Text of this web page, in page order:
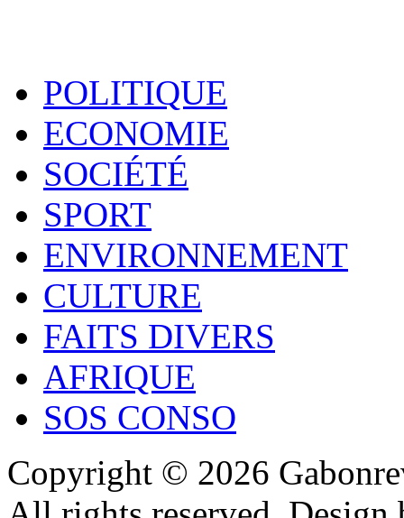
POLITIQUE
ECONOMIE
SOCIÉTÉ
SPORT
ENVIRONNEMENT
CULTURE
FAITS DIVERS
AFRIQUE
SOS CONSO
Copyright © 2026